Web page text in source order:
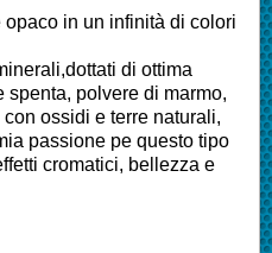
in un infinità di colori
di ottima
polvere di marmo,
ossidi e terre naturali,
passione pe questo tipo
cromatici, bellezza e